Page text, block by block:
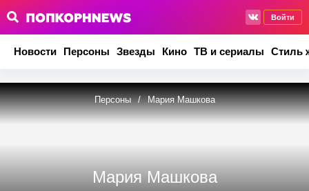
Войти
Новости Персоны Звезды Кино ТВ и сериалы Стиль
Персоны / Мария Машкова
Мария Машкова